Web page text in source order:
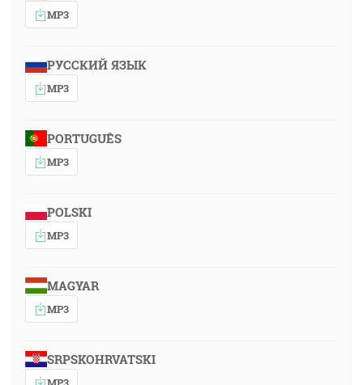
MP3
РУССКИЙ ЯЗЫК
MP3
PORTUGUÊS
MP3
POLSKI
MP3
MAGYAR
MP3
SRPSKOHRVATSKI